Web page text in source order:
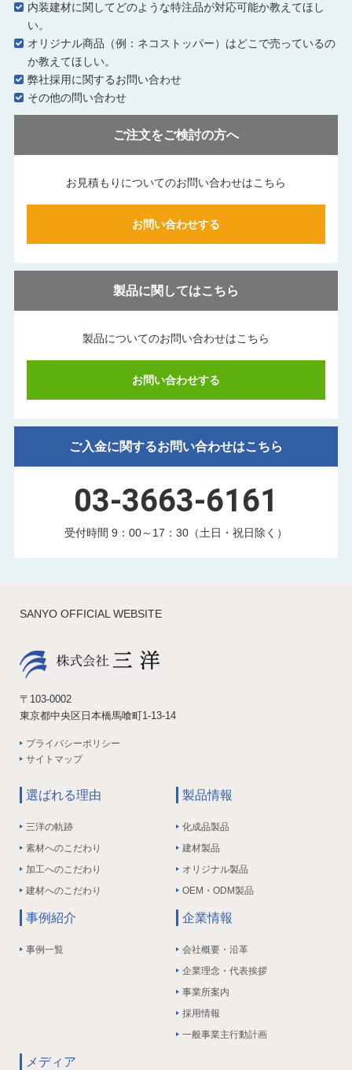
内装建材に関してどのような特注品が対応可能か教えてほし
い。
オリジナル商品（例：ネコストッパー）はどこで売っているの
か教えてほしい。
弊社採用に関するお問い合わせ
その他の問い合わせ
ご注文をご検討の方へ
お見積もりについてのお問い合わせはこちら
お問い合わせする
製品に関してはこちら
製品についてのお問い合わせはこちら
お問い合わせする
ご入金に関するお問い合わせはこちら
03-3663-6161
受付時間 9：00～17：30（土日・祝日除く）
SANYO OFFICIAL WEBSITE
〒103-0002
東京都中央区日本橋馬喰町1-13-14
プライバシーポリシー
サイトマップ
選ばれる理由
三洋の軌跡
素材へのこだわり
加工へのこだわり
建材へのこだわり
製品情報
化成品製品
建材製品
オリジナル製品
OEM・ODM製品
事例紹介
事例一覧
企業情報
会社概要・沿革
企業理念・代表挨拶
事業所案内
採用情報
一般事業主行動計画
メディア